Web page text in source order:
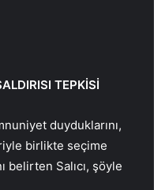
TEPKİSİ
duyduklarını,
birlikte seçime
belirten Salıcı, şöyle